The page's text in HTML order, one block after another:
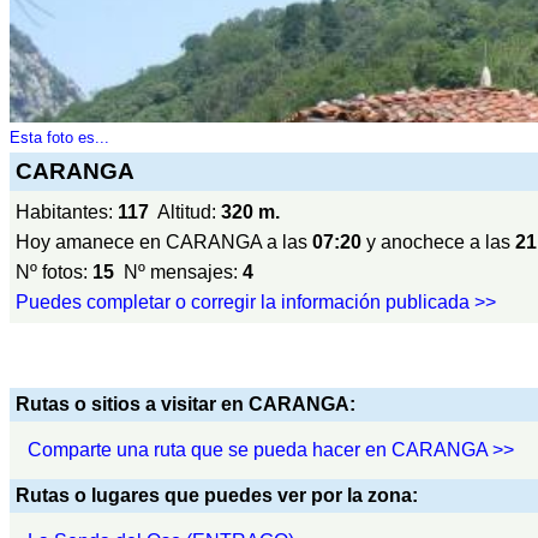
Esta foto es...
CARANGA
Habitantes: 117 Altitud: 320 m.
Hoy amanece en CARANGA a las 07:20 y anochece a las
Nº fotos: 15 Nº mensajes: 4
Puedes completar o corregir la información publicada >>
Rutas o sitios a visitar en CARANGA:
Comparte una ruta que se pueda hacer en CARANGA >>
Rutas o lugares que puedes ver por la zona: